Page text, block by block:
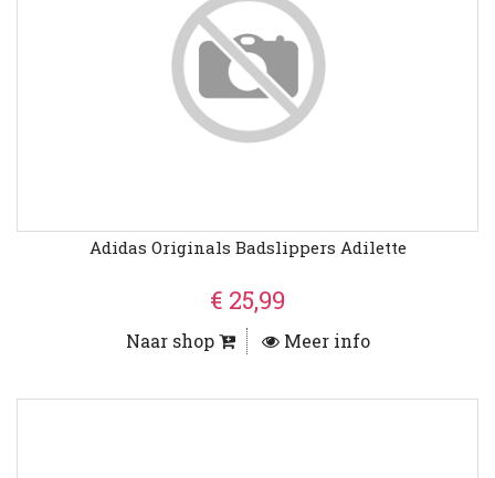
Adidas Originals Badslippers Adilette
€ 25,99
Naar shop Meer info